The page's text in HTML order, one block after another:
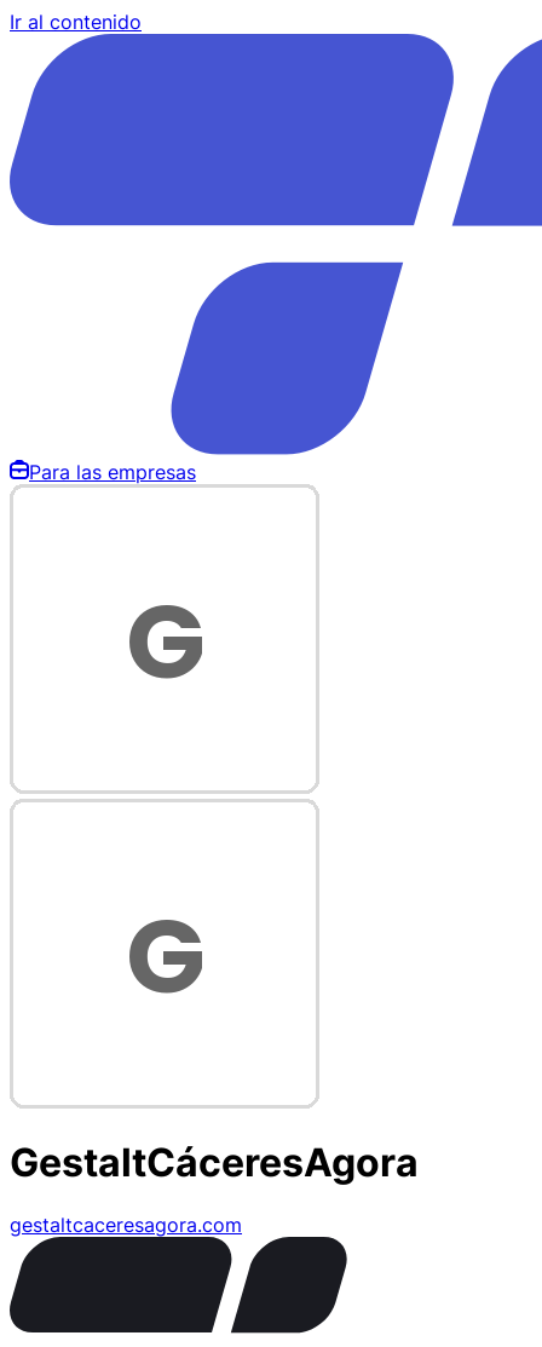
Ir al contenido
Para las empresas
GestaltCáceresAgora
gestaltcaceresagora.com